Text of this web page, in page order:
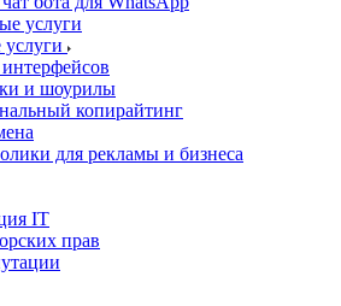
интерфейсов
и шоурилы
копирайтинг
для рекламы и бизнеса
IT
прав